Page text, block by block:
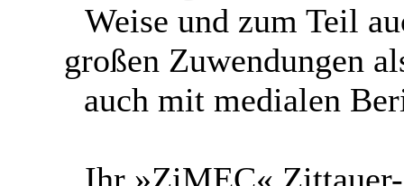
Weise und zum Teil
großen Zuwendungen
auch mit medialen